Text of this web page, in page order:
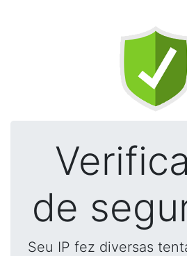
de
Seu IP fez diversas